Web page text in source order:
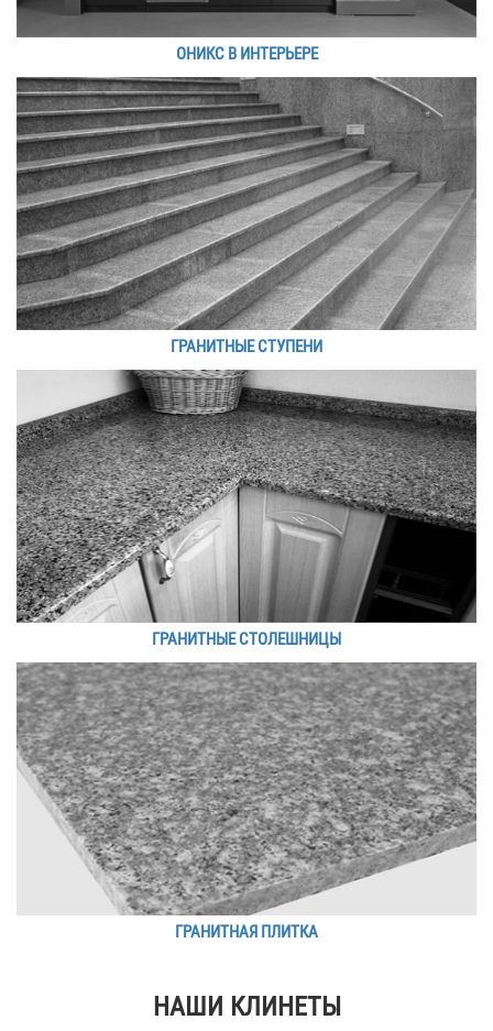
ОНИКС В ИНТЕРЬЕРЕ
ГРАНИТНЫЕ СТУПЕНИ
ГРАНИТНЫЕ СТОЛЕШНИЦЫ
ГРАНИТНАЯ ПЛИТКА
НАШИ КЛИНЕТЫ